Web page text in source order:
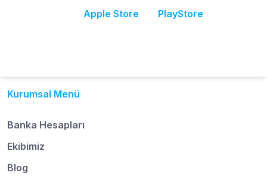
Apple Store PlayStore
Kurumsal Menü
Banka Hesapları
Ekibimiz
Blog